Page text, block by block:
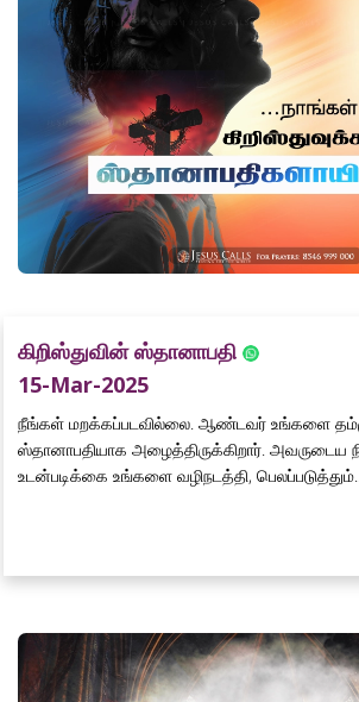
கிறிஸ்துவின் ஸ்தானாபதி
15-Mar-2025
நீங்கள் மறக்கப்படவில்லை. ஆண்டவர் உங்களை
ஸ்தானாபதியாக அழைத்திருக்கிறார். அவருடைய
உடன்படிக்கை உங்களை வழிநடத்தி, பெலப்படுத்தும்....